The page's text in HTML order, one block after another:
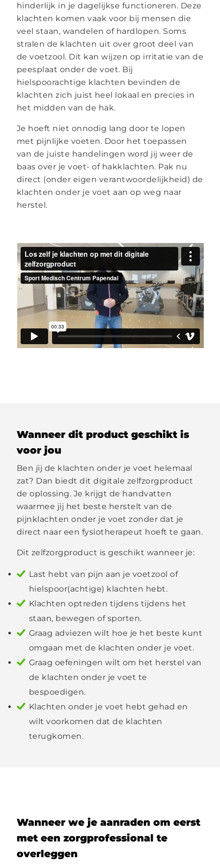
hinderlijk in je dagelijkse functioneren. Deze
klachten komen vaak voor bij mensen die
veel staan, wandelen of hardlopen. Soms
stralen de klachten uit over groot deel van
de voetzool. Dit kan wijzen op irritatie van de
peesplaat onder de voet. Bij
hielspoorachtige klachten bevinden de
klachten zich juist heel lokaal en precies in
het midden van de hak.
Je hoeft niet onnodig lang door te lopen
met pijnlijke voeten. Door het toepassen
van de juiste handelingen word jij weer de
baas over je voet- of hakklachten. Pak nu
direct (onder eigen verantwoordelijkheid) de
klachten onder je voet aan op weg naar
herstel.
Wanneer dit product geschikt is
voor jou
Ben jij de klachten onder je voet helemaal
zat? Dan biedt dit digitale zelfzorgproduct
de oplossing. Je krijgt de handvatten
waarmee jij het beste herstelt van de
pijnklachten onder je voet zonder dat je
direct naar een fysiotherapeut hoeft te gaan.
Dit zelfzorgproduct is geschikt wanneer je:
Last hebt van pijn aan je voetzool of
hielspoor(achtige) klachten hebt.
Klachten optreden tijdens tijdens het
staan, bewegen of sporten.
Graag adviezen wilt hoe je het beste kunt
omgaan met de klachten onder je voet.
Graag oefeningen wilt om het herstel van
de klachten onder je voet te
bespoedigen.
Klachten onder je voet hebt gehad en
wilt voorkomen dat de klachten
terugkomen.
Wanneer we je aanraden om eerst
met een zorgprofessional te
overleggen